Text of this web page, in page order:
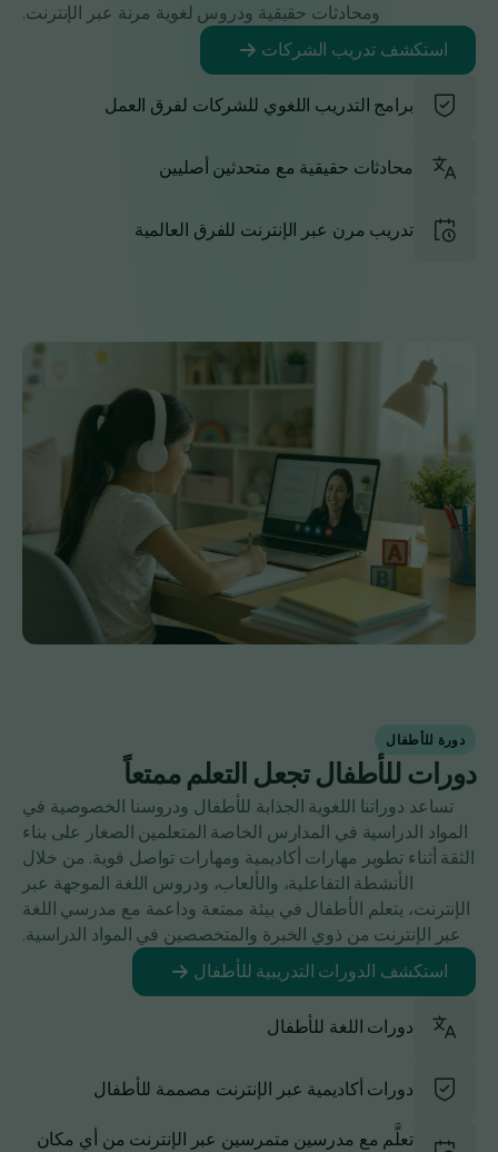
ومحادثات حقيقية ودروس لغوية مرنة عبر الإنترنت.
استكشف تدريب الشركات
برامج التدريب اللغوي للشركات لفرق العمل
محادثات حقيقية مع متحدثين أصليين
تدريب مرن عبر الإنترنت للفرق العالمية
دورة للأطفال
دورات للأطفال تجعل التعلم ممتعاً
تساعد دوراتنا اللغوية الجذابة للأطفال ودروسنا الخصوصية في
المواد الدراسية في المدارس الخاصة المتعلمين الصغار على بناء
الثقة أثناء تطوير مهارات أكاديمية ومهارات تواصل قوية. من خلال
الأنشطة التفاعلية، والألعاب، ودروس اللغة الموجهة عبر
الإنترنت، يتعلم الأطفال في بيئة ممتعة وداعمة مع مدرسي اللغة
عبر الإنترنت من ذوي الخبرة والمتخصصين في المواد الدراسية.
استكشف الدورات التدريبية للأطفال
دورات اللغة للأطفال
دورات أكاديمية عبر الإنترنت مصممة للأطفال
تعلَّم مع مدرسين متمرسين عبر الإنترنت من أي مكان